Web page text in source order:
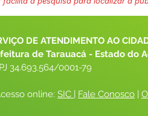
DE ATENDIMENTO AO
de Tarauacá - Estado do
34.693.564/0001-79
online: SIC | Fale Conosco |